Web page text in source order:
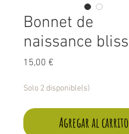
Bonnet de
naissance bliss
15,00 €
Solo 2 disponible(s)
Agregar al carrito